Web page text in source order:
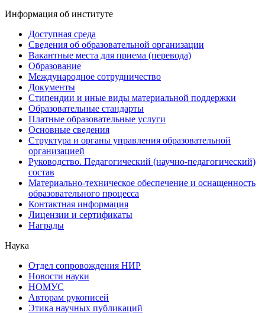
Информация об институте
Доступная среда
Сведения об образовательной организации
Вакантные места для приема (перевода)
Образование
Международное сотрудничество
Документы
Стипендии и иные виды материальной поддержки
Образовательные стандарты
Платные образовательные услуги
Основные сведения
Структура и органы управления образовательной
организацией
Руководство. Педагогический (научно-педагогический)
состав
Материально-техническое обеспечение и оснащенность
образовательного процесса
Контактная информация
Лицензии и сертификаты
Награды
Наука
Отдел сопровождения НИР
Новости науки
НОМУС
Авторам рукописей
Этика научных публикаций